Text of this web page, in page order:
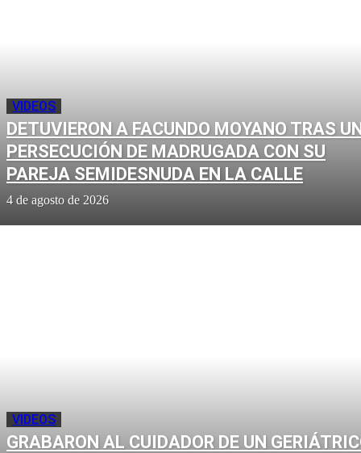
VIDEOS
DETUVIERON A FACUNDO MOYANO TRAS
PERSECUCIÓN DE MADRUGADA CON SU
PAREJA SEMIDESNUDA EN LA CALLE
4 de agosto de 2026
VIDEOS
GRABARON AL CUIDADOR DE UN